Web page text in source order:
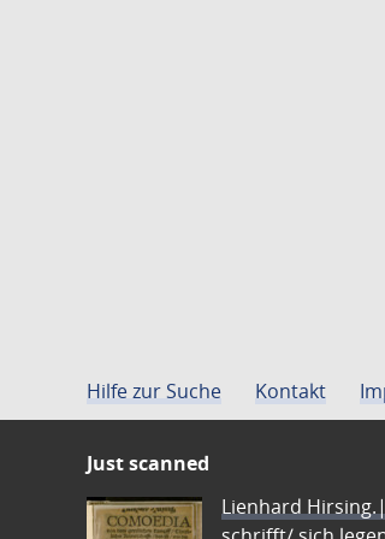
Hilfe zur Suche Kontakt
Just scanned
Lienhard